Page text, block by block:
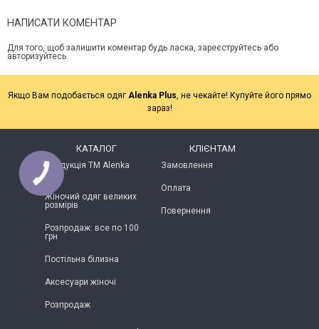
НАПИСАТИ КОМЕНТАР
Для того, щоб залишити коментар будь ласка, зареєструйтесь або
авторизуйтесь
Якщо Вам подобається одяг Alenka Plus, не чекайте! Купуйте його прямо
зараз!
КАТАЛОГ
Продукція ТМ Alenka
Plus
Жіночий одяг великих
розмірів
Розпродаж: все по 100
грн
Постільна білизна
Аксесуари жіночі
Розпродаж
КЛІЄНТАМ
Замовлення
Оплата
Повернення